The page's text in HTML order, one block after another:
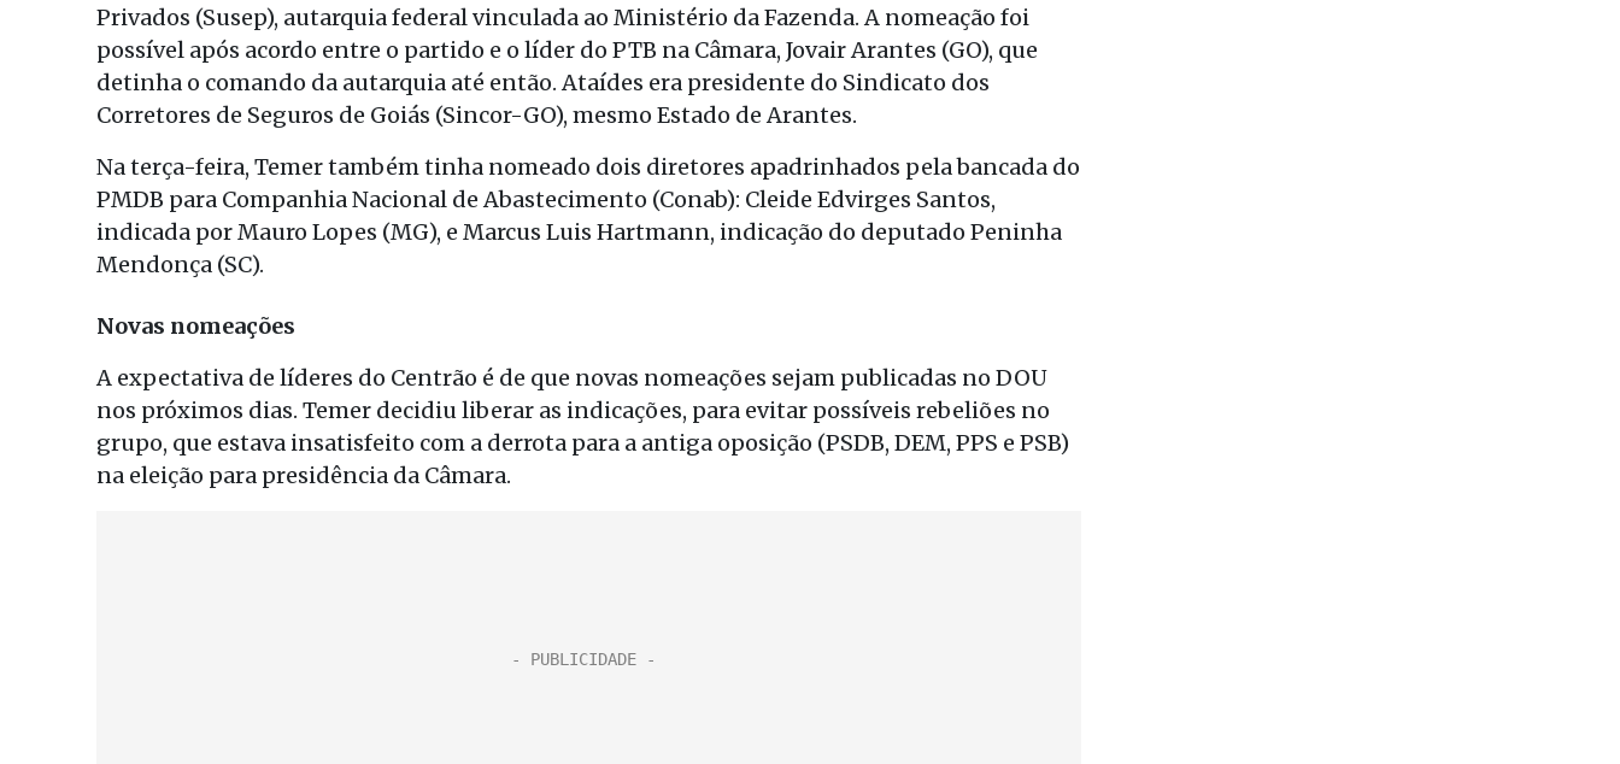
Privados (Susep), autarquia federal vinculada ao Ministério da Fazenda. A nomeação foi
possível após acordo entre o partido e o líder do PTB na Câmara, Jovair Arantes (GO), que
detinha o comando da autarquia até então. Ataídes era presidente do Sindicato dos
Corretores de Seguros de Goiás (Sincor-GO), mesmo Estado de Arantes.
Na terça-feira, Temer também tinha nomeado dois diretores apadrinhados pela bancada do
PMDB para Companhia Nacional de Abastecimento (Conab): Cleide Edvirges Santos,
indicada por Mauro Lopes (MG), e Marcus Luis Hartmann, indicação do deputado Peninha
Mendonça (SC).
Novas nomeações
A expectativa de líderes do Centrão é de que novas nomeações sejam publicadas no DOU
nos próximos dias. Temer decidiu liberar as indicações, para evitar possíveis rebeliões no
grupo, que estava insatisfeito com a derrota para a antiga oposição (PSDB, DEM, PPS e PSB)
na eleição para presidência da Câmara.